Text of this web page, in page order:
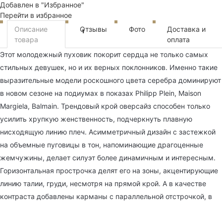
Добавлен в "Избранное"
Перейти в избранное
Описание
товара
Отзывы
1 Фото
Доставка и
оплата
Этот молодежный пуховик покорит сердца не только самых
стильных девушек, но и их верных поклонников. Именно такие
выразительные модели роскошного цвета серебра доминируют
в новом сезоне на подиумах в показах Philipp Plein, Maison
Margiela, Balmain. Трендовый крой оверсайз способен только
усилить хрупкую женственность, подчеркнуть плавную
нисходящую линию плеч. Асимметричный дизайн с застежкой
на объемные пуговицы в тон, напоминающие драгоценные
жемчужины, делает силуэт более динамичным и интересным.
Горизонтальная прострочка делят его на зоны, акцентирующие
линию талии, груди, несмотря на прямой крой. А в качестве
контраста добавлены карманы с параллельной отстрочкой, в